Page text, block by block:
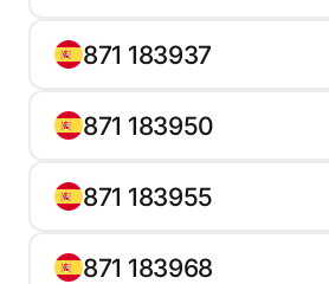
871 183937
871 183950
871 183955
871 183968